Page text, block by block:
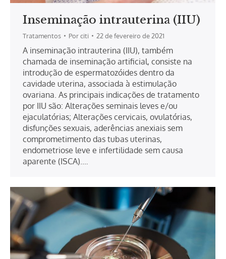
Inseminação intrauterina (IIU)
Tratamentos Porciti 22 de fevereiro de 2021
A inseminação intrauterina (IIU), também
chamada de inseminação artificial, consiste na
introdução de espermatozóides dentro da
cavidade uterina, associada à estimulação
ovariana. As principais indicações de tratamento
por IIU são: Alterações seminais leves e/ou
ejaculatórias; Alterações cervicais, ovulatórias,
disfunções sexuais, aderências anexiais sem
comprometimento das tubas uterinas,
endometriose leve e infertilidade sem causa
aparente (ISCA).…